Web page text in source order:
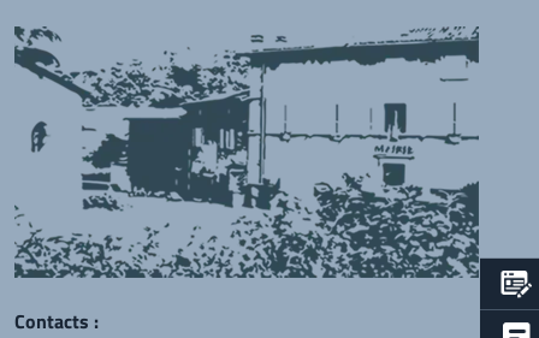
Contacts :